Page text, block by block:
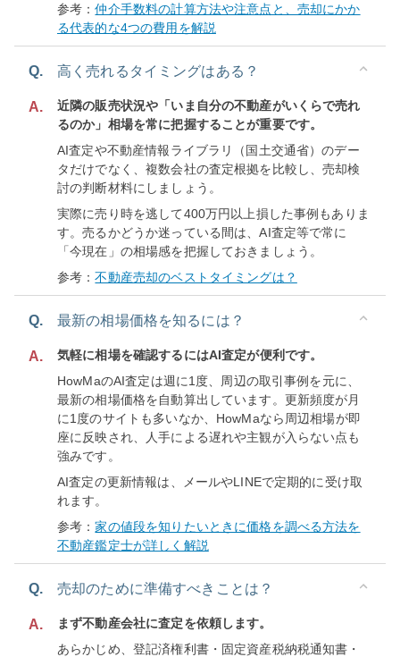
参考：仲介手数料の計算方法や注意点と、売却にかか
る代表的な4つの費用を解説
Q. 高く売れるタイミングはある？
A.
近隣の販売状況や「いま自分の不動産がいくらで売れ
るのか」相場を常に把握することが重要です。
AI査定や不動産情報ライブラリ（国土交通省）のデー
タだけでなく、複数会社の査定根拠を比較し、売却検
討の判断材料にしましょう。
実際に売り時を逃して400万円以上損した事例もありま
す。売るかどうか迷っている間は、AI査定等で常に
「今現在」の相場感を把握しておきましょう。
参考：不動産売却のベストタイミングは？
Q. 最新の相場価格を知るには？
A.
気軽に相場を確認するにはAI査定が便利です。
HowMaのAI査定は週に1度、周辺の取引事例を元に、
最新の相場価格を自動算出しています。更新頻度が月
に1度のサイトも多いなか、HowMaなら周辺相場が即
座に反映され、人手による遅れや主観が入らない点も
強みです。
AI査定の更新情報は、メールやLINEで定期的に受け取
れます。
参考：家の値段を知りたいときに価格を調べる方法を
不動産鑑定士が詳しく解説
Q. 売却のために準備すべきことは？
A.
まず不動産会社に査定を依頼します。
あらかじめ、登記済権利書・固定資産税納税通知書・